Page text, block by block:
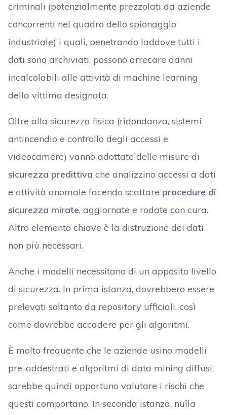
criminali (potenzialmente prezzolati da aziende
concorrenti nel quadro dello spionaggio
industriale) i quali, penetrando laddove tutti i
dati sono archiviati, possono arrecare danni
incalcolabili alle attività di machine learning
della vittima designata.
Oltre alla sicurezza fisica (ridondanza, sistemi
antincendio e controllo degli accessi e
videocamere) vanno adottate delle misure di
sicurezza predittiva che analizzino accessi a dati
e attività anomale facendo scattare procedure di
sicurezza mirate, aggiornate e rodate con cura.
Altro elemento chiave è la distruzione dei dati
non più necessari.
Anche i modelli necessitano di un apposito livello
di sicurezza. In prima istanza, dovrebbero essere
prelevati soltanto da repository ufficiali, così
come dovrebbe accadere per gli algoritmi.
È molto frequente che le aziende usino modelli
pre-addestrati e algoritmi di data mining diffusi,
sarebbe quindi opportuno valutare i rischi che
questi comportano. In seconda istanza, nulla